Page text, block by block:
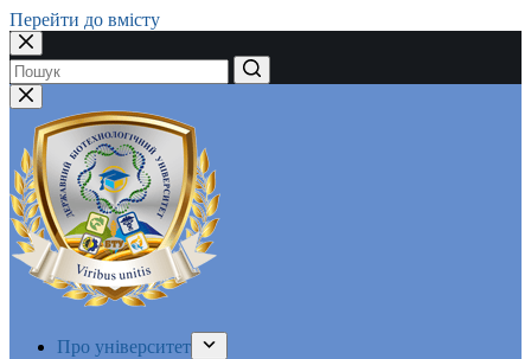
Перейти до вмісту
Немає
результатів
Про університет